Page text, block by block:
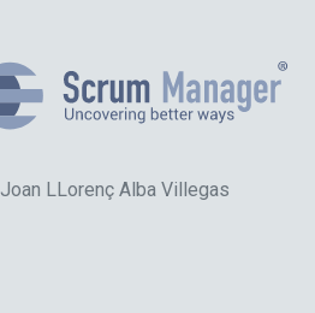
Joan LLorenç Alba Villegas